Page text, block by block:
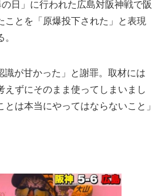
日」に行われた広島対阪神戦で阪
ことを「原爆投下された」と表現
が甘かった」と謝罪。取材には
えずにそのまま使ってしまいまし
は本当にやってはならないこと」